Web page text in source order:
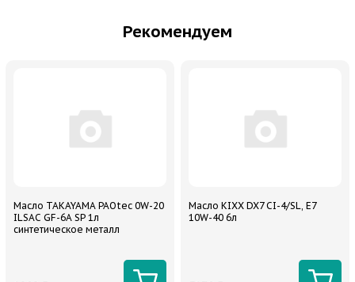
Рекомендуем
Масло TAKAYAMA PAOtec 0W-20
ILSAC GF-6A SP 1л
синтетическое металл
Масло KIXX DX7 CI-4/SL, E7
10W-40 6л